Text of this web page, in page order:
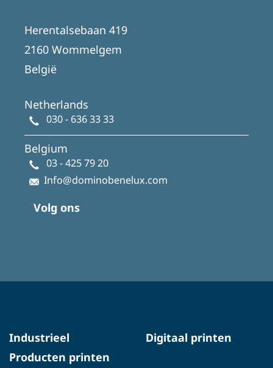
Herentalsebaan 419
2160 Wommelgem
België
Netherlands
030 - 636 33 33
Belgium
03 - 425 79 20
Info@dominobenelux.com
Volg ons
Industrieel
Producten printen
Digitaal printen